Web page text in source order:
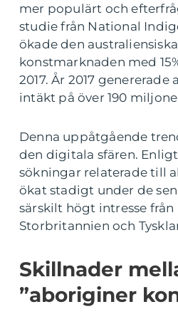
mer populärt och
studie från National
ökade den
konstmarknaden med
2017. År 2017
intäkt på över 190
Denna uppåtgående
den digitala sfären.
sökningar relaterade till
ökat stadigt under de
särskilt högt intresse från
Storbritannien och
Skillnader
”aboriginer